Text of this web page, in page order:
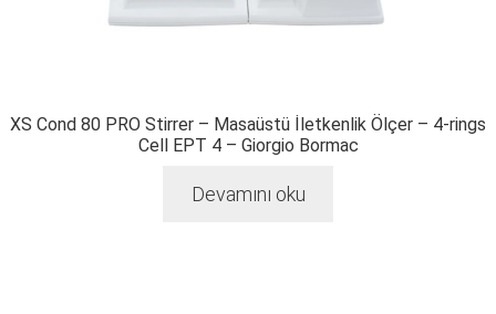
XS Cond 80 PRO Stirrer – Masaüstü İletkenlik Ölçer – 4-rings
Cell EPT 4 – Giorgio Bormac
Devamını oku